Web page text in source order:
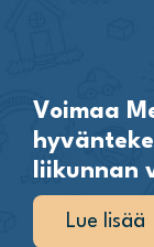
Voimaa
liikunnan
Lue lisää